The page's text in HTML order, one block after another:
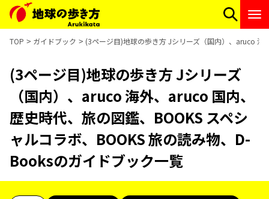
TOP ガイドブック (3ページ目)地球の歩き方 Jシリーズ（国内）、aruco
(3ページ目)地球の歩き方 Jシリーズ
（国内）、aruco 海外、aruco 国内、
歴史時代、旅の図鑑、BOOKS スペシ
ャルコラボ、BOOKS 旅の読み物、D-
Booksのガイドブック一覧